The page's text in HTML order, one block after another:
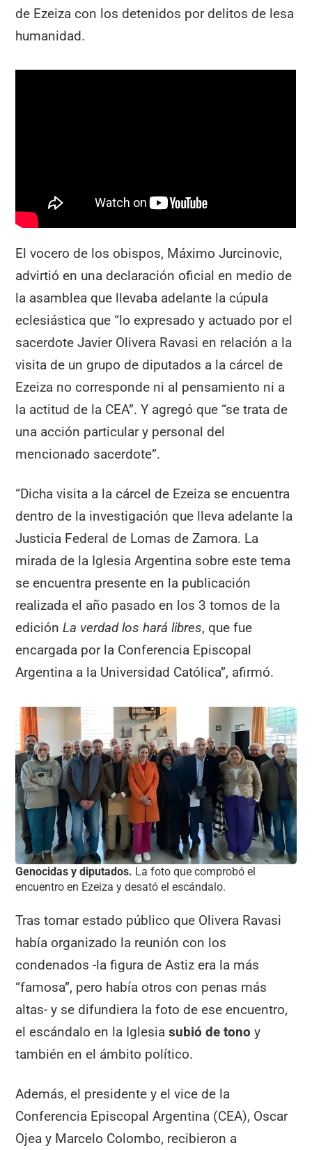
de Ezeiza con los detenidos por delitos de lesa
humanidad.
El vocero de los obispos, Máximo Jurcinovic,
advirtió en una declaración oficial en medio de
la asamblea que llevaba adelante la cúpula
eclesiástica que “lo expresado y actuado por el
sacerdote Javier Olivera Ravasi en relación a la
visita de un grupo de diputados a la cárcel de
Ezeiza no corresponde ni al pensamiento ni a
la actitud de la CEA”. Y agregó que “se trata de
una acción particular y personal del
mencionado sacerdote”.
“Dicha visita a la cárcel de Ezeiza se encuentra
dentro de la investigación que lleva adelante la
Justicia Federal de Lomas de Zamora. La
mirada de la Iglesia Argentina sobre este tema
se encuentra presente en la publicación
realizada el año pasado en los 3 tomos de la
ediciónLa verdad los hará libres, que fue
encargada por la Conferencia Episcopal
Argentina a la Universidad Católica”, afirmó.
Genocidas y diputados. La foto que comprobó el
encuentro en Ezeiza y desató el escándalo.
Tras tomar estado público que Olivera Ravasi
había organizado la reunión con los
condenados -la figura de Astiz era la más
“famosa”, pero había otros con penas más
altas- y se difundiera la foto de ese encuentro,
el escándalo en la Iglesia subió de tono y
también en el ámbito político.
Además, el presidente y el vice de la
Conferencia Episcopal Argentina (CEA), Oscar
Ojea y Marcelo Colombo, recibieron a